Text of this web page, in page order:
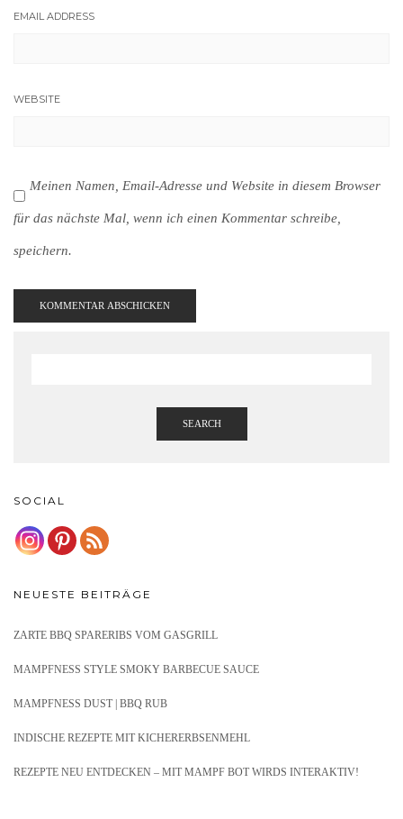
EMAIL ADDRESS
WEBSITE
Meinen Namen, Email-Adresse und Website in diesem Browser
für das nächste Mal, wenn ich einen Kommentar schreibe,
speichern.
SEARCH
SOCIAL
NEUESTE BEITRÄGE
ZARTE BBQ SPARERIBS VOM GASGRILL
MAMPFNESS STYLE SMOKY BARBECUE SAUCE
MAMPFNESS DUST | BBQ RUB
INDISCHE REZEPTE MIT KICHERERBSENMEHL
REZEPTE NEU ENTDECKEN – MIT MAMPF BOT WIRDS INTERAKTIV!